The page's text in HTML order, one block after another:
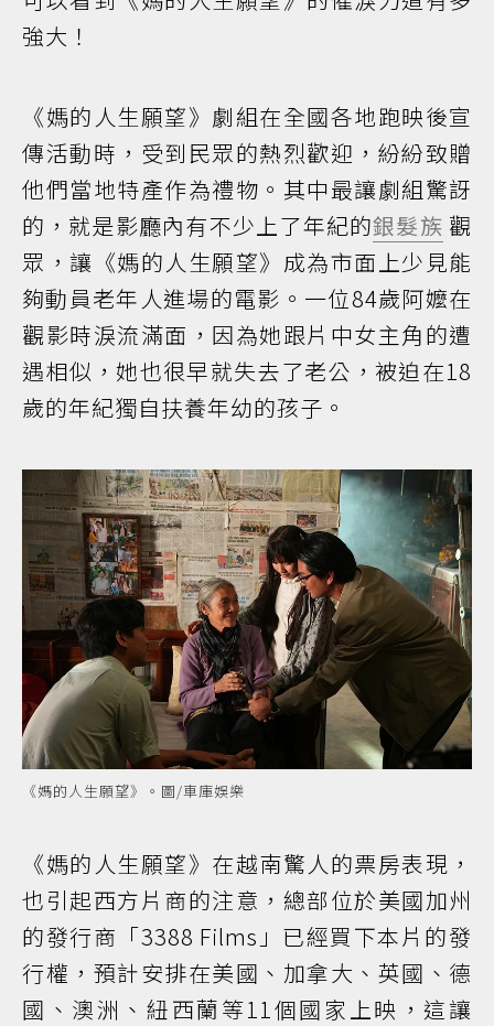
強大！
《媽的人生願望》劇組在全國各地跑映後宣
傳活動時，受到民眾的熱烈歡迎，紛紛致贈
他們當地特產作為禮物。其中最讓劇組驚訝
的，就是影廳內有不少上了年紀的銀髮族 觀
眾，讓《媽的人生願望》成為市面上少見能
夠動員老年人進場的電影。一位84歲阿嬤在
觀影時淚流滿面，因為她跟片中女主角的遭
遇相似，她也很早就失去了老公，被迫在18
歲的年紀獨自扶養年幼的孩子。
《媽的人生願望》。圖/車庫娛樂
《媽的人生願望》在越南驚人的票房表現，
也引起西方片商的注意，總部位於美國加州
的發行商「3388 Films」已經買下本片的發
行權，預計安排在美國、加拿大、英國、德
國、澳洲、紐西蘭等11個國家上映，這讓